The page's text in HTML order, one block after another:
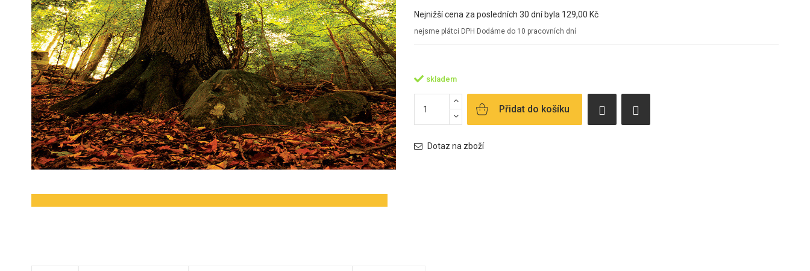
Nejnižší cena za posledních 30 dní byla 129,00 Kč
nejsme plátci DPH Dodáme do 10 pracovních dní
skladem
Přidat do košíku
Dotaz na zboží